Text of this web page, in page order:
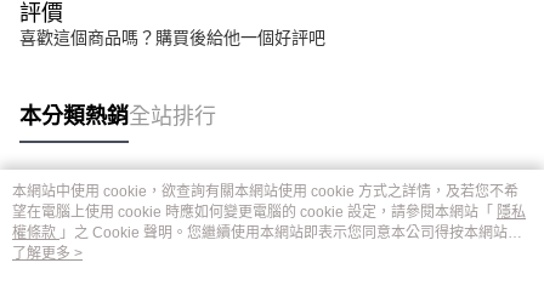
評價
喜歡這個商品嗎？購買後給他一個好評吧
本分類熱銷全站排行
熱門標籤
本網站中使用 cookie，欲查詢有關本網站使用 cookie 方式之詳情，及若您不希
望在電腦上使用 cookie 時應如何變更電腦的 cookie 設定，請參閱本網站「 隱私
權條款 」之 Cookie 聲明。您繼續使用本網站即表示您同意本公司得按本網站使
用條款之 Cookie 聲明使用 cookie。
了解更多 >